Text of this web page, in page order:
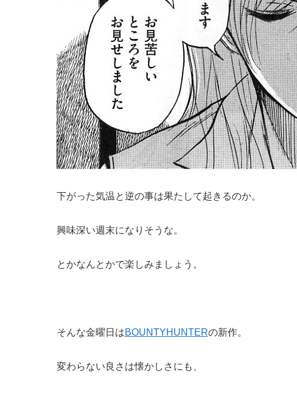
下がった気温と逆の事は果たして起きるのか。
興味深い週末になりそうな。
とかなんとかで楽しみましょう。
そんな金曜日はBOUNTYHUNTERの新作。
変わらない良さは懐かしさにも、